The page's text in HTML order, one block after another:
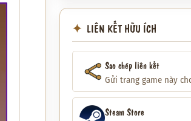
LIÊN KẾT HỮU ÍCH
Sao chép liên kết
Gửi trang game này
Steam Store